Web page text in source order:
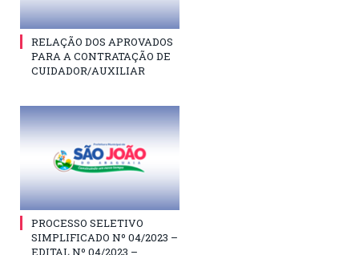
RELAÇÃO DOS APROVADOS
PARA A CONTRATAÇÃO DE
CUIDADOR/AUXILIAR
PROCESSO SELETIVO
SIMPLIFICADO Nº 04/2023 –
EDITAL Nº 04/2023 –